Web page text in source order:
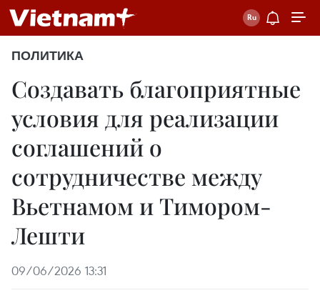
ПОЛИТИКА
Создавать благоприятные
условия для реализации
соглашений о
сотрудничестве между
Вьетнамом и Тимором-
Лешти
09/06/2026 13:31